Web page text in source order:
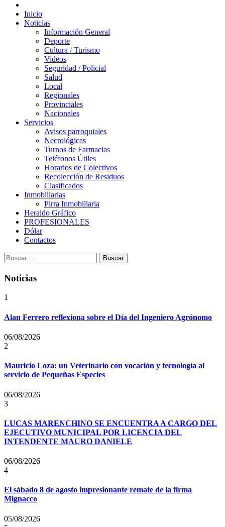
Diario de Las Varillas
Inicio
Noticias
Información General
Deporte
Cultura / Turismo
Videos
Seguridad / Policial
Salud
Local
Regionales
Provinciales
Nacionales
Servicios
Avisos parroquiales
Necrológicas
Turnos de Farmacias
Teléfonos Útiles
Horarios de Colectivos
Recolección de Residuos
Clasificados
Inmobiliarias
Pirra Inmobiliaria
Heraldo Gráfico
PROFESIONALES
Dólar
Contactos
Buscar:
Noticias
1
Alan Ferrero reflexiona sobre el Día del Ingeniero Agrónomo
06/08/2026
2
Mauricio Loza: un Veterinario con vocación y tecnología al
servicio de Pequeñas Especies
06/08/2026
3
LUCAS MARENCHINO SE ENCUENTRA A CARGO DEL
EJECUTIVO MUNICIPAL POR LICENCIA DEL
INTENDENTE MAURO DANIELE
06/08/2026
4
El sábado 8 de agosto impresionante remate de la firma
Mignacco
05/08/2026